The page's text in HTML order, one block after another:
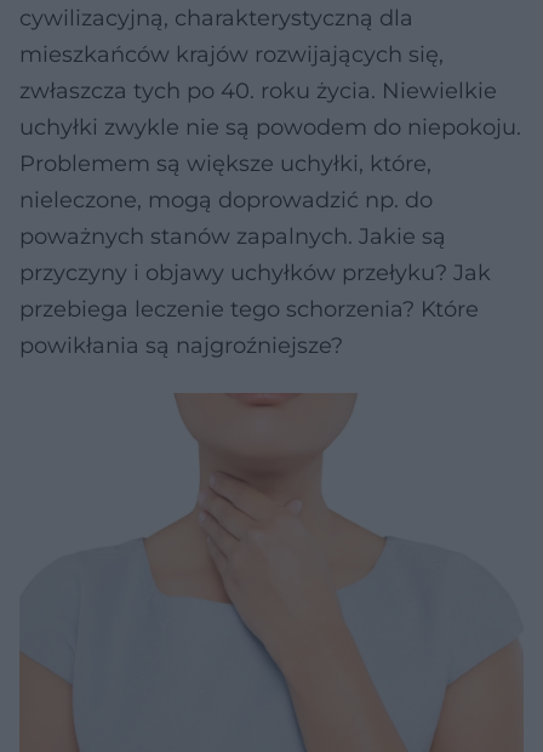
cywilizacyjną, charakterystyczną dla
mieszkańców krajów rozwijających się,
zwłaszcza tych po 40. roku życia. Niewielkie
uchyłki zwykle nie są powodem do niepokoju.
Problemem są większe uchyłki, które,
nieleczone, mogą doprowadzić np. do
poważnych stanów zapalnych. Jakie są
przyczyny i objawy uchyłków przełyku? Jak
przebiega leczenie tego schorzenia? Które
powikłania są najgroźniejsze?